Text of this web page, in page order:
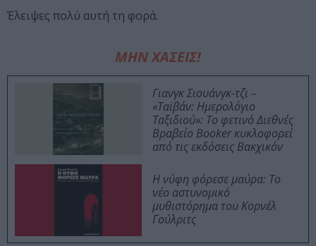
Έλειψες πολύ αυτή τη φορά.
ΜΗΝ ΧΑΣΕΙΣ!
Γιανγκ Σιουάνγκ-τζι –
«Ταϊβάν: Ημερολόγιο
Ταξιδιού»: Το φετινό Διεθνές
Βραβείο Booker κυκλοφορεί
από τις εκδόσεις Βακχικόν
Η νύφη φόρεσε μαύρα: Το
νέο αστυνομικό
μυθιστόρημα του Κορνέλ
Γούλριτς